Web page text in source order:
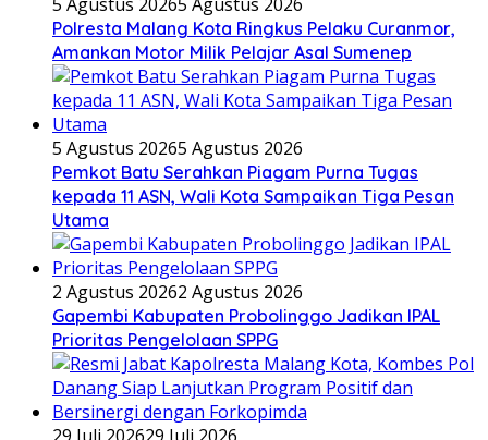
Polresta Malang Kota Ringkus Pelaku Curanmor,
Amankan Motor Milik Pelajar Asal Sumenep
5 Agustus 20265 Agustus 2026
Pemkot Batu Serahkan Piagam Purna Tugas
kepada 11 ASN, Wali Kota Sampaikan Tiga Pesan
Utama
2 Agustus 20262 Agustus 2026
Gapembi Kabupaten Probolinggo Jadikan IPAL
Prioritas Pengelolaan SPPG
29 Juli 202629 Juli 2026